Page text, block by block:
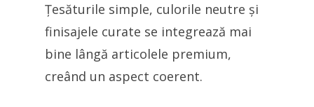
Țesăturile simple, culorile neutre și
finisajele curate se integrează mai
bine lângă articolele premium,
creând un aspect coerent.